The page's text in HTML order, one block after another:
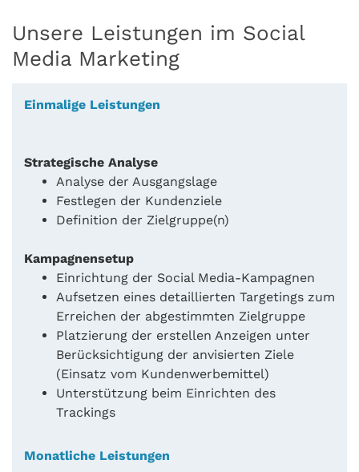
Unsere Leistungen im Social
Media Marketing
Einmalige Leistungen
Strategische Analyse
Analyse der Ausgangslage
Festlegen der Kundenziele
Definition der Zielgruppe(n)
Kampagnensetup
Einrichtung der Social Media-Kampagnen
Aufsetzen eines detaillierten Targetings zum
Erreichen der abgestimmten Zielgruppe
Platzierung der erstellen Anzeigen unter
Berücksichtigung der anvisierten Ziele
(Einsatz vom Kundenwerbemittel)
Unterstützung beim Einrichten des
Trackings
Monatliche Leistungen